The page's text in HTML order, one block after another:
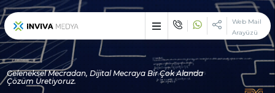
Web Mail
Arayüzü
Geleneksel Mecradan, Dijital Mecraya Bir Çok Alanda
Çözüm Üretiyoruz.
×
Etkileyici işler üreten
çözüm ortağı : INVIVA
Sektörünüzün vazgeçilemez zirve noktasında, çizgi dışı bir duruş
ile devlerle yarışmak ve çekici olmak istiyorsanız biz varız!